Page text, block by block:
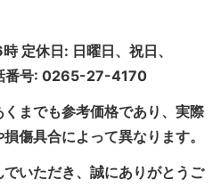
定休日: 日曜日、祝日、
番号: 0265-27-4170
までも参考価格であり、実際
傷具合によって異なります。
いただき、誠にありがとうご